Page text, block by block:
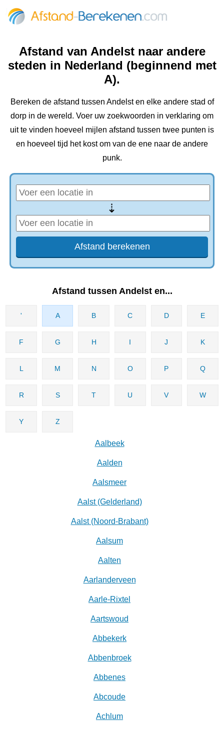
Afstand van Andelst naar andere
steden in Nederland (beginnend met
A).
Bereken de afstand tussen Andelst en elke andere stad of
dorp in de wereld. Voer uw zoekwoorden in verklaring om
uit te vinden hoeveel mijlen afstand tussen twee punten is
en hoeveel tijd het kost om van de ene naar de andere
punk.
⇢
Afstand tussen Andelst en...
' A B C D E
F G H I J K
L M N O P Q
R S T U V W
Y Z
Aalbeek
Aalden
Aalsmeer
Aalst (Gelderland)
Aalst (Noord-Brabant)
Aalsum
Aalten
Aarlanderveen
Aarle-Rixtel
Aartswoud
Abbekerk
Abbenbroek
Abbenes
Abcoude
Achlum